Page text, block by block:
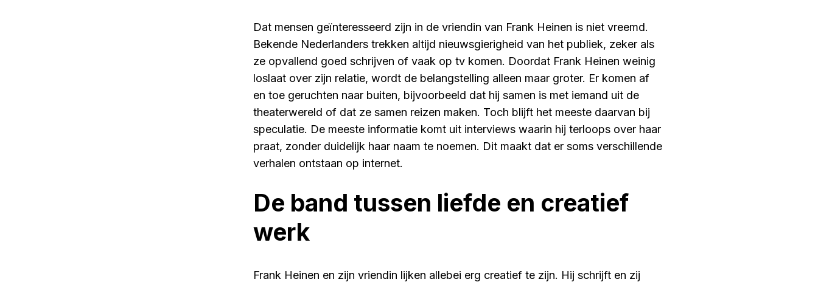
Dat mensen geïnteresseerd zijn in de vriendin van Frank Heinen is niet vreemd.
Bekende Nederlanders trekken altijd nieuwsgierigheid van het publiek, zeker als
ze opvallend goed schrijven of vaak op tv komen. Doordat Frank Heinen weinig
loslaat over zijn relatie, wordt de belangstelling alleen maar groter. Er komen af
en toe geruchten naar buiten, bijvoorbeeld dat hij samen is met iemand uit de
theaterwereld of dat ze samen reizen maken. Toch blijft het meeste daarvan bij
speculatie. De meeste informatie komt uit interviews waarin hij terloops over haar
praat, zonder duidelijk haar naam te noemen. Dit maakt dat er soms verschillende
verhalen ontstaan op internet.
De band tussen liefde en creatief
werk
Frank Heinen en zijn vriendin lijken allebei erg creatief te zijn. Hij schrijft en zij